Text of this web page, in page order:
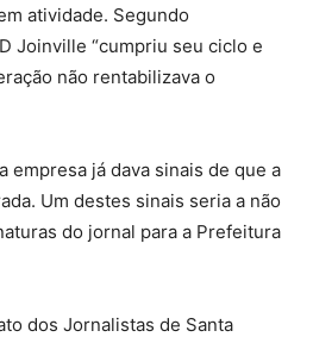
atividade. Segundo
Joinville “cumpriu seu ciclo e
não rentabilizava o
empresa já dava sinais de que a
Um destes sinais seria a não
do jornal para a Prefeitura
dos Jornalistas de Santa